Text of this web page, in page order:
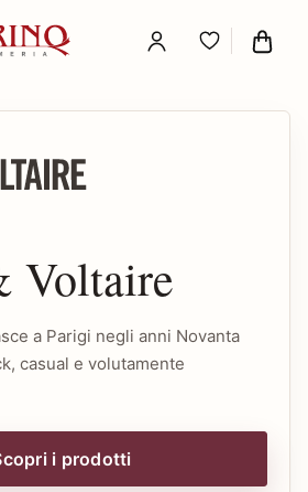
Voltaire
a Parigi negli anni Novanta
casual e volutamente
i prodotti